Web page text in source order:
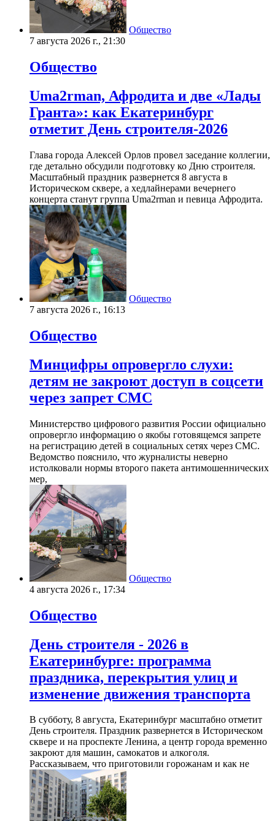
Общество
7 августа 2026 г., 21:30
Общество
Uma2rman, Афродита и две «Лады
Гранта»: как Екатеринбург
отметит День строителя-2026
Глава города Алексей Орлов провел заседание коллегии,
где детально обсудили подготовку ко Дню строителя.
Масштабный праздник развернется 8 августа в
Историческом сквере, а хедлайнерами вечернего
концерта станут группа Uma2rman и певица Афродита.
Общество
7 августа 2026 г., 16:13
Общество
Минцифры опровергло слухи:
детям не закроют доступ в соцсети
через запрет СМС
Министерство цифрового развития России официально
опровергло информацию о якобы готовящемся запрете
на регистрацию детей в социальных сетях через СМС.
Ведомство пояснило, что журналисты неверно
истолковали нормы второго пакета антимошеннических
мер,
Общество
4 августа 2026 г., 17:34
Общество
День строителя - 2026 в
Екатеринбурге: программа
праздника, перекрытия улиц и
изменение движения транспорта
В субботу, 8 августа, Екатеринбург масштабно отметит
День строителя. Праздник развернется в Историческом
сквере и на проспекте Ленина, а центр города временно
закроют для машин, самокатов и алкоголя.
Рассказываем, что приготовили горожанам и как не